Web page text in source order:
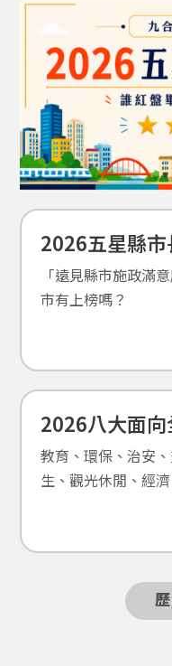
2026五星縣市
「遠見縣市施政滿
市有上榜嗎？
2026八大面向
教育、環保、治安
生、觀光休閒、經